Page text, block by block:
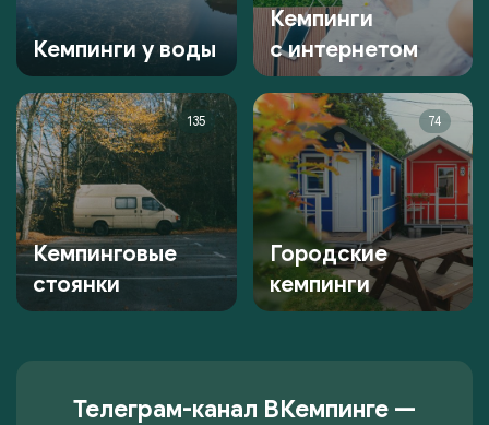
Кемпинги у воды
Кемпинги
с интернетом
135
Кемпинговые
стоянки
74
Городские
кемпинги
Телеграм-канал ВКемпинге —